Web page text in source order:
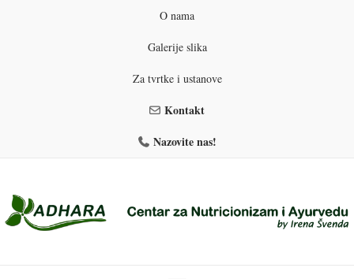
O nama
Galerije slika
Za tvrtke i ustanove
Kontakt
Nazovite nas!